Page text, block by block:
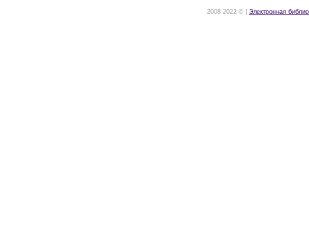
2008-2022 © | Электронная